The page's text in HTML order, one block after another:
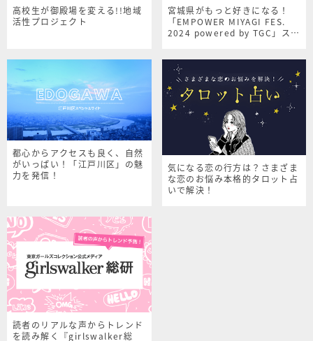
高校生が御殿場を変える!!地域
活性プロジェクト
宮城県がもっと好きになる！
「EMPOWER MIYAGI FES.
2024 powered by TGC」スペ
都心からアクセスも良く、自然
がいっぱい！「江戸川区」の魅
力を発信！
気になる恋の行方は？さまざま
な恋のお悩み本格的タロット占
いで解決！
読者のリアルな声からトレンド
を読み解く『girlswalker総